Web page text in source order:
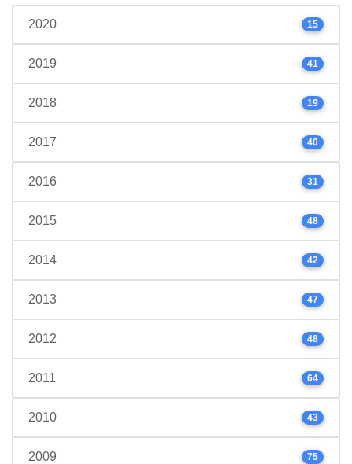
2020 15
2019 41
2018 19
2017 40
2016 31
2015 48
2014 42
2013 47
2012 48
2011 64
2010 43
2009 75